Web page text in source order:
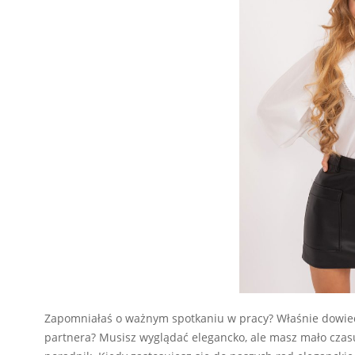
Zapomniałaś o ważnym spotkaniu w pracy? Właśnie
partnera? Musisz wyglądać elegancko, ale masz mało